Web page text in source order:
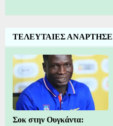
ΤΕΛΕΥΤΑΙΕΣ
Σοκ στην Ουγκάντα: